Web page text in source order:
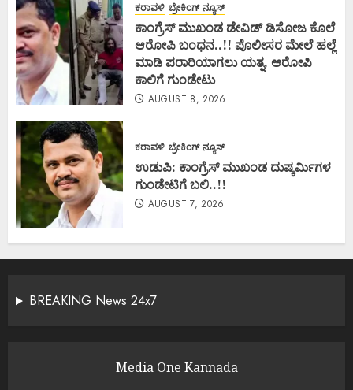
ಕರಾವಳಿ ಬ್ರೇಕಿಂಗ್ ನ್ಯೂಸ್
ಕಾಂಗ್ರೆಸ್ ಮುಖಂಡ ಡೇವಿಡ್ ಡಿಸೋಜ ಕೊಲೆ
ಆರೋಪಿ ಬಂಧನ..!! ಪೊಲೀಸರ ಮೇಲೆ ಹಲ್ಲೆ
ಮಾಡಿ ಪರಾರಿಯಾಗಲು ಯತ್ನ, ಆರೋಪಿ
ಕಾಲಿಗೆ ಗುಂಡೇಟು
AUGUST 8, 2026
ಕರಾವಳಿ ಬ್ರೇಕಿಂಗ್ ನ್ಯೂಸ್
ಉಡುಪಿ: ಕಾಂಗ್ರೆಸ್ ಮುಖಂಡ ದುಷ್ಕರ್ಮಿಗಳ
ಗುಂಡೇಟಿಗೆ ಬಲಿ..!!
AUGUST 7, 2026
BREAKING News 24x7
Media One Kannada